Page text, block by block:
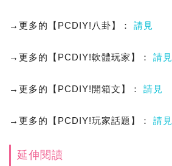
→更多的【PCDIY!八卦】： 請見
→更多的【PCDIY!軟體玩家】： 請見
→更多的【PCDIY!開箱文】： 請見
→更多的【PCDIY!玩家話題】： 請見
延伸閱讀